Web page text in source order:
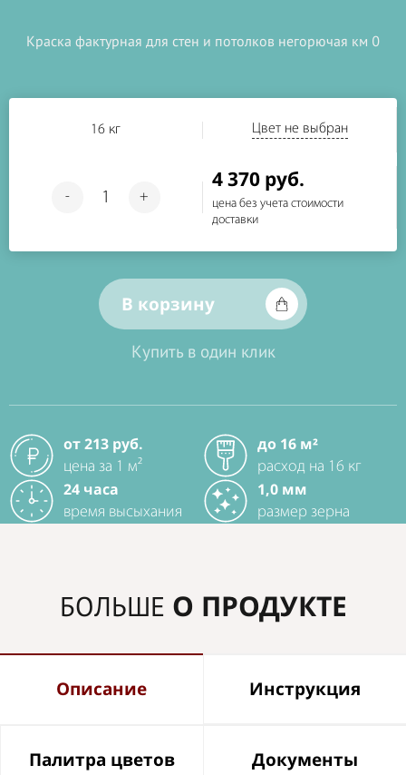
Краска фактурная для стен и потолков негорючая км 0
16 кг Цвет не выбран
- +
4 370 руб.
цена без учета стоимости
доставки
В корзину
Купить в один клик
от 213 руб.
цена за 1 м²
до 16 м²
расход на 16 кг
24 часа
время высыхания
1,0 мм
размер зерна
БОЛЬШЕ О ПРОДУКТЕ
Описание Инструкция
Палитра цветов Документы